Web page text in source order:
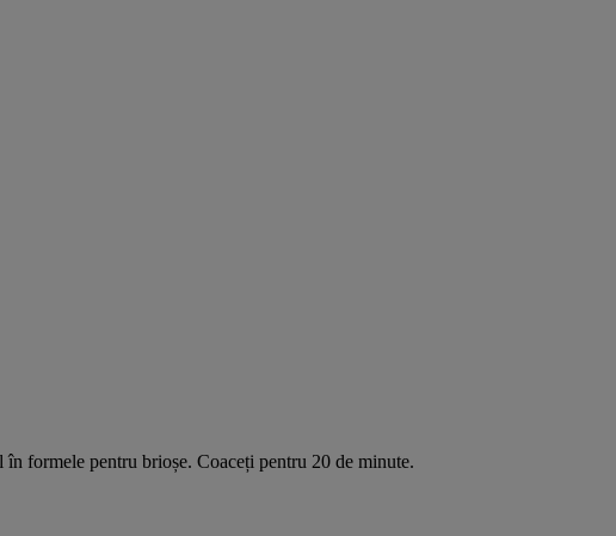
formele pentru brioșe. Coaceți pentru 20 de minute.